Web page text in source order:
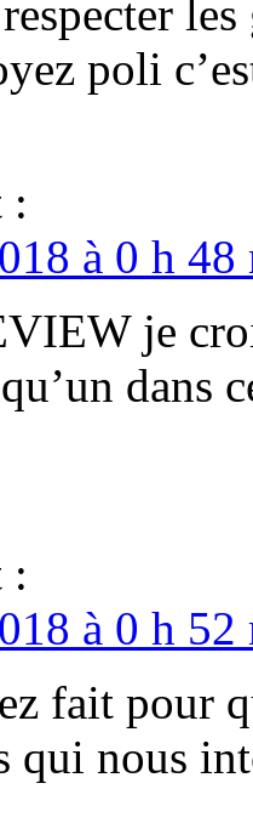
poli
:
à 0 h
je
dans
:
à 0 h
fait pour
qui nous